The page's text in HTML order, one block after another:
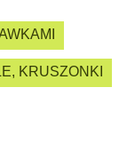
KRUSZONKI